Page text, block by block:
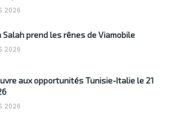
2026
Salah prend les rênes de Viamobile
2026
aux opportunités Tunisie-Italie le 21
2026